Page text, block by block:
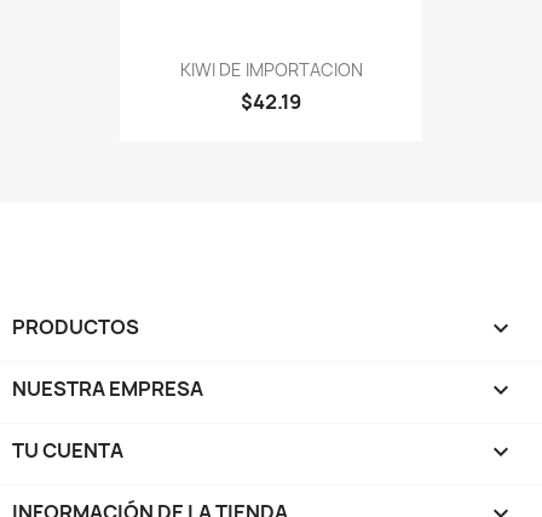
KIWI DE IMPORTACION
$42.19
PRODUCTOS 
NUESTRA EMPRESA 
TU CUENTA 